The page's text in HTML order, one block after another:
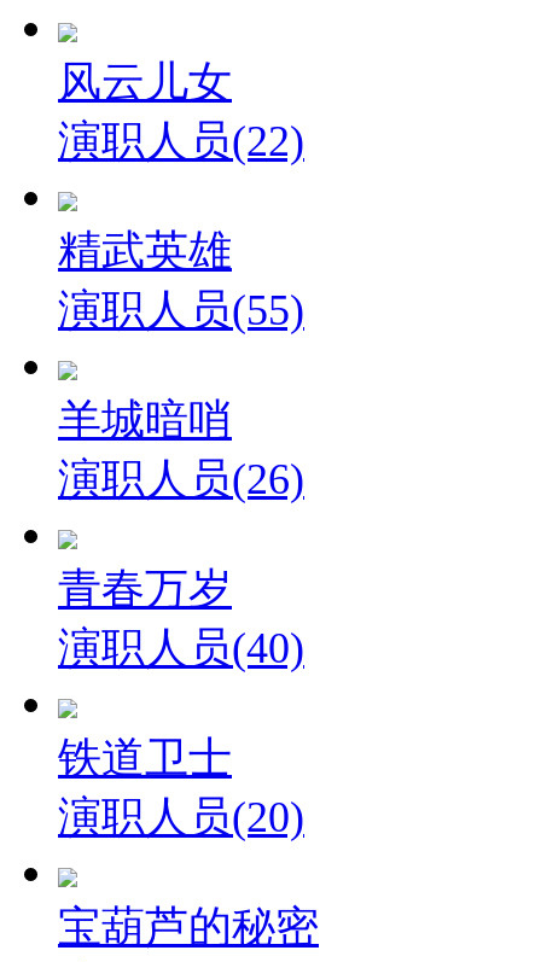
风云儿女
演职人员(22)
精武英雄
演职人员(55)
羊城暗哨
演职人员(26)
青春万岁
演职人员(40)
铁道卫士
演职人员(20)
宝葫芦的秘密